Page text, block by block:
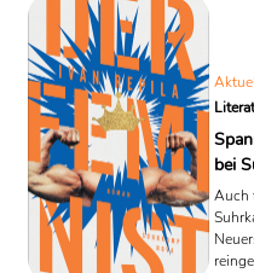
bei
Auch